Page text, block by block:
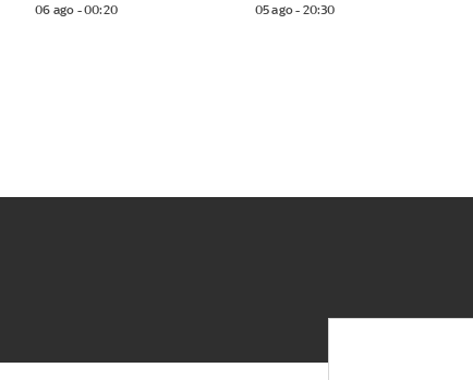
06 ago - 00:20 05 ago - 20:30